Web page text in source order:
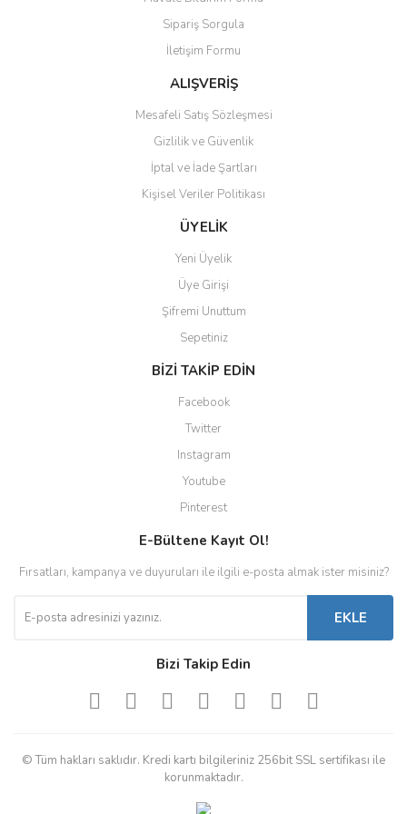
Ürün bilgilerinde hatalar bulunuyor.
Ürün fiyatı diğer sitelerden daha pahalı.
Bu ürüne benzer farklı alternatifler olmalı.
Gönder
Sipariş Sorgula
İletişim Formu
ALIŞVERİŞ
Mesafeli Satış Sözleşmesi
Gizlilik ve Güvenlik
İptal ve İade Şartları
Kişisel Veriler Politikası
ÜYELİK
Yeni Üyelik
Üye Girişi
Şifremi Unuttum
Sepetiniz
BİZİ TAKİP EDİN
Facebook
Twitter
Instagram
Youtube
Pinterest
E-Bültene Kayıt Ol!
Fırsatları, kampanya ve duyuruları ile ilgili e-posta almak ister misiniz?
EKLE
Bizi Takip Edin
© Tüm hakları saklıdır. Kredi kartı bilgileriniz 256bit SSL sertifikası ile
korunmaktadır.